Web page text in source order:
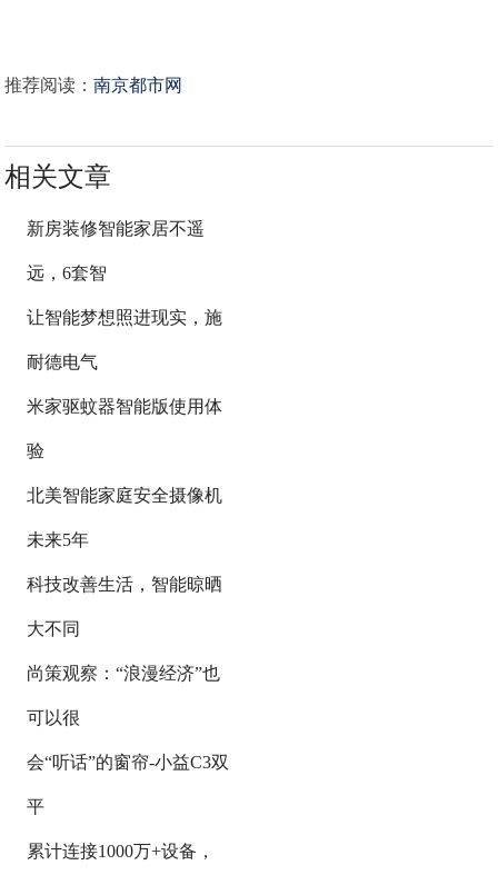
推荐阅读：南京都市网
相关文章
新房装修智能家居不遥
远，6套智
让智能梦想照进现实，施
耐德电气
米家驱蚊器智能版使用体
验
北美智能家庭安全摄像机
未来5年
科技改善生活，智能晾晒
大不同
尚策观察：“浪漫经济”也
可以很
会“听话”的窗帘-小益C3双
平
累计连接1000万+设备，